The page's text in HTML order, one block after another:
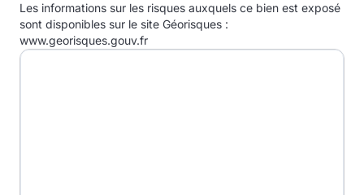
E
58.0kg eqCO2/m².an
F
Les informations sur les risques auxquels ce bien est exposé
sont disponibles sur le site Géorisques :
www.georisques.gouv.fr